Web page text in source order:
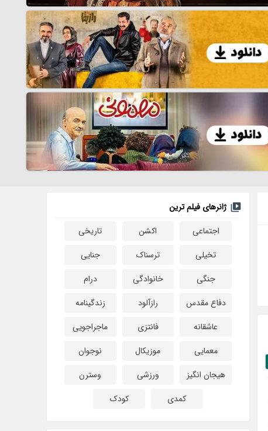
ژانرهای فیلم ترین
اجتماعی
اکشن
تاریخی
تخیلی
ترسناک
جنایی
جنگی
خانوادگی
درام
دفاع مقدس
رازآلود
زندگینامه
عاشقانه
فانتزی
ماجراجویی
معمایی
موزیکال
نوجوان
هیجان انگیز
ورزشی
وسترن
کمدی
کودک